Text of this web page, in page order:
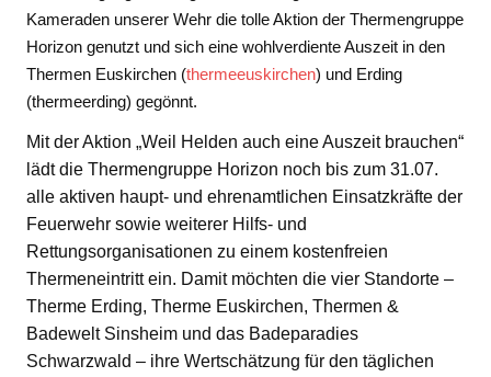
Kameraden unserer Wehr die tolle Aktion der Thermengruppe
Horizon genutzt und sich eine wohlverdiente Auszeit in den
Thermen Euskirchen (thermeeuskirchen) und Erding
(thermeerding) gegönnt.
Mit der Aktion „Weil Helden auch eine Auszeit brauchen“
lädt die Thermengruppe Horizon noch bis zum 31.07.
alle aktiven haupt- und ehrenamtlichen Einsatzkräfte der
Feuerwehr sowie weiterer Hilfs- und
Rettungsorganisationen zu einem kostenfreien
Thermeneintritt ein. Damit möchten die vier Standorte –
Therme Erding, Therme Euskirchen, Thermen &
Badewelt Sinsheim und das Badeparadies
Schwarzwald – ihre Wertschätzung für den täglichen